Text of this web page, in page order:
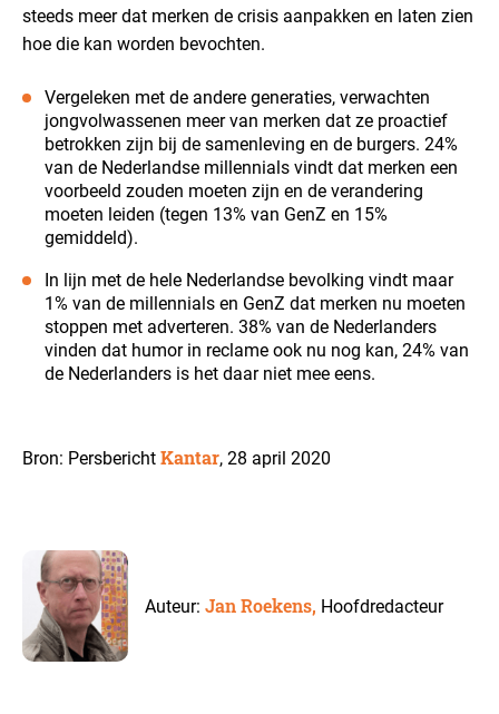
steeds meer dat merken de crisis aanpakken en laten zien
hoe die kan worden bevochten.
Vergeleken met de andere generaties, verwachten
jongvolwassenen meer van merken dat ze proactief
betrokken zijn bij de samenleving en de burgers. 24%
van de Nederlandse millennials vindt dat merken een
voorbeeld zouden moeten zijn en de verandering
moeten leiden (tegen 13% van GenZ en 15%
gemiddeld).
In lijn met de hele Nederlandse bevolking vindt maar
1% van de millennials en GenZ dat merken nu moeten
stoppen met adverteren. 38% van de Nederlanders
vinden dat humor in reclame ook nu nog kan, 24% van
de Nederlanders is het daar niet mee eens.
Bron: Persbericht Kantar, 28 april 2020
Auteur:Jan Roekens, Hoofdredacteur